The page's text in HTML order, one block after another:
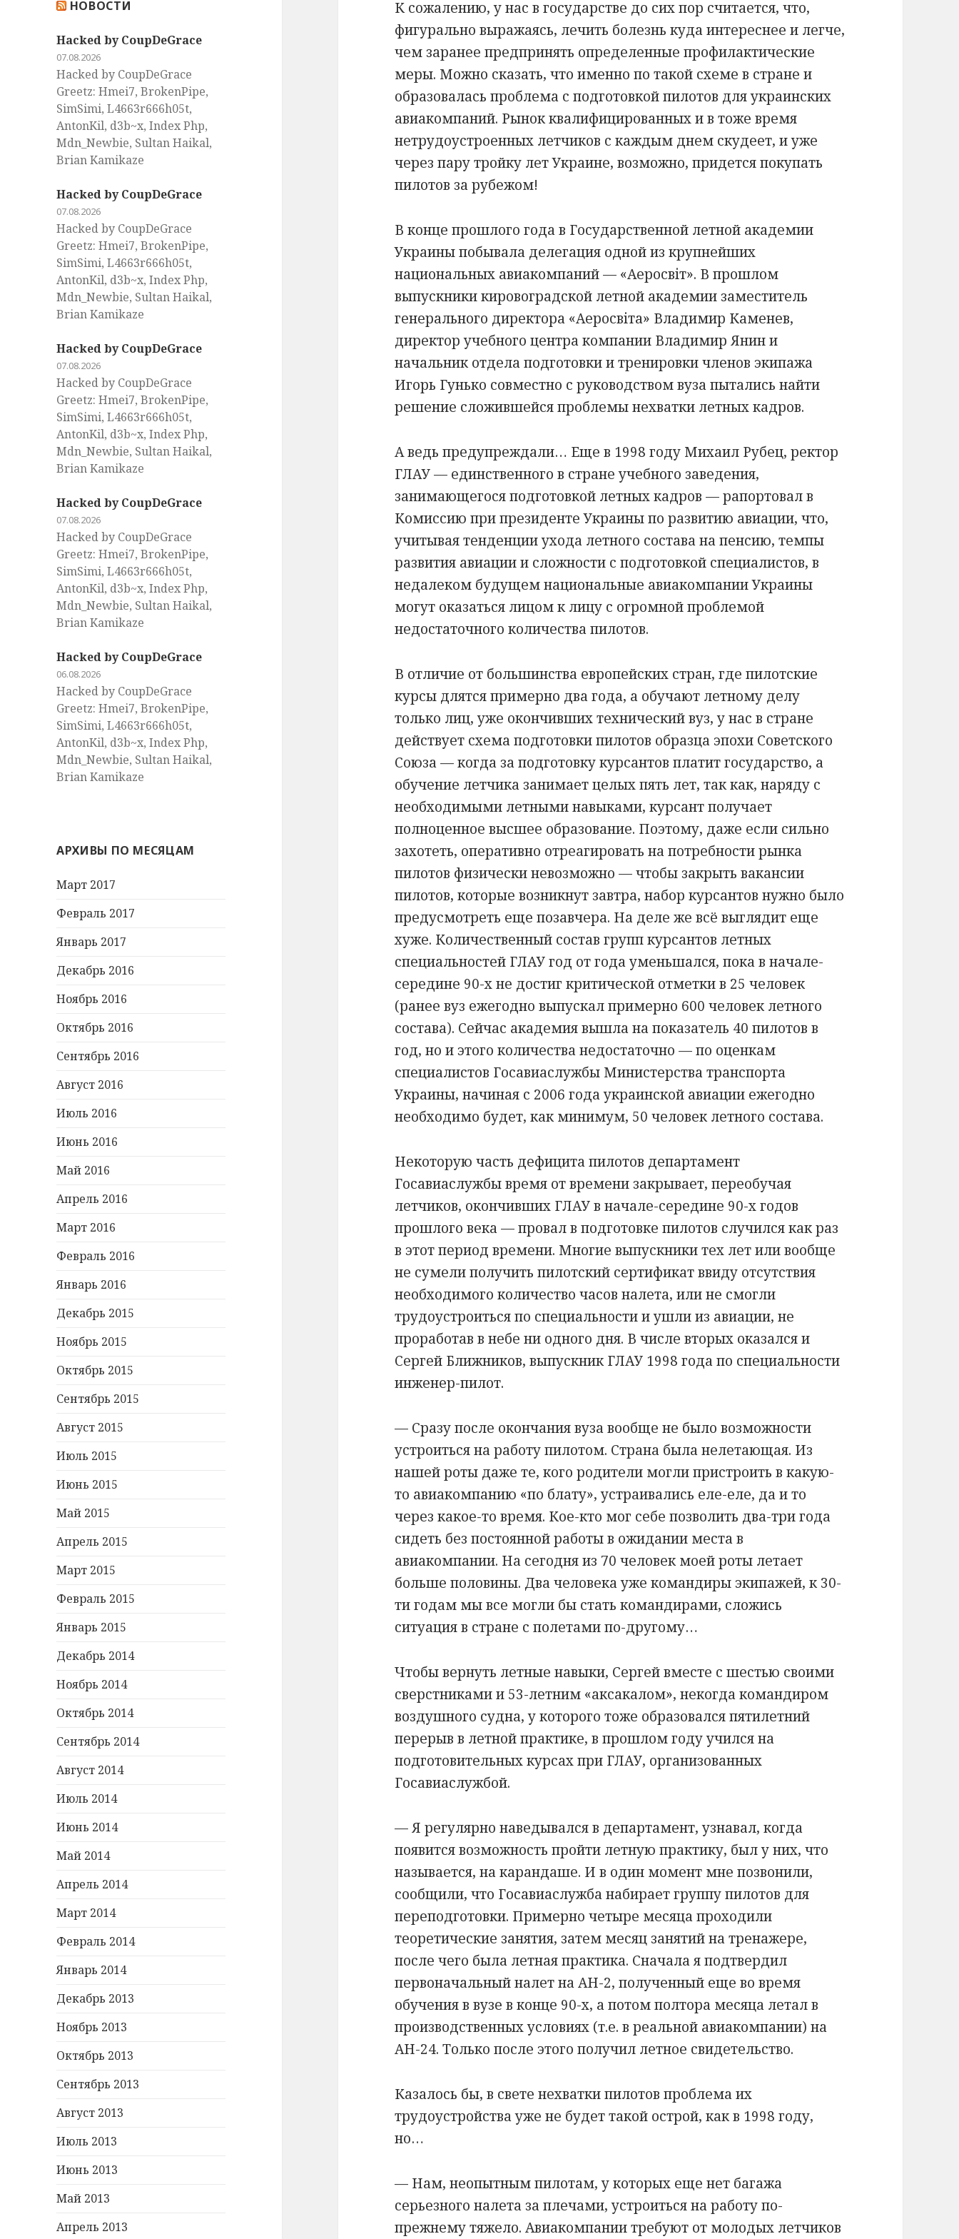
:
НОВОСТИ
Hacked by CoupDeGrace
07.08.2026
Hacked by CoupDeGrace
Greetz: Hmei7, BrokenPipe,
SimSimi, L4663r666h05t,
AntonKil, d3b~x, Index Php,
Mdn_Newbie, Sultan Haikal,
Brian Kamikaze
Hacked by CoupDeGrace
07.08.2026
Hacked by CoupDeGrace
Greetz: Hmei7, BrokenPipe,
SimSimi, L4663r666h05t,
AntonKil, d3b~x, Index Php,
Mdn_Newbie, Sultan Haikal,
Brian Kamikaze
Hacked by CoupDeGrace
07.08.2026
Hacked by CoupDeGrace
Greetz: Hmei7, BrokenPipe,
SimSimi, L4663r666h05t,
AntonKil, d3b~x, Index Php,
Mdn_Newbie, Sultan Haikal,
Brian Kamikaze
Hacked by CoupDeGrace
07.08.2026
Hacked by CoupDeGrace
Greetz: Hmei7, BrokenPipe,
SimSimi, L4663r666h05t,
AntonKil, d3b~x, Index Php,
Mdn_Newbie, Sultan Haikal,
Brian Kamikaze
Hacked by CoupDeGrace
06.08.2026
Hacked by CoupDeGrace
Greetz: Hmei7, BrokenPipe,
SimSimi, L4663r666h05t,
AntonKil, d3b~x, Index Php,
Mdn_Newbie, Sultan Haikal,
Brian Kamikaze
АРХИВЫ ПО МЕСЯЦАМ
Март 2017
Февраль 2017
Январь 2017
Декабрь 2016
Ноябрь 2016
Октябрь 2016
Сентябрь 2016
Август 2016
Июль 2016
Июнь 2016
Май 2016
Апрель 2016
Март 2016
Февраль 2016
Январь 2016
Декабрь 2015
Ноябрь 2015
Октябрь 2015
Сентябрь 2015
Август 2015
Июль 2015
Июнь 2015
Май 2015
Апрель 2015
Март 2015
Февраль 2015
Январь 2015
Декабрь 2014
Ноябрь 2014
Октябрь 2014
Сентябрь 2014
Август 2014
Июль 2014
Июнь 2014
Май 2014
Апрель 2014
Март 2014
Февраль 2014
Январь 2014
Декабрь 2013
Ноябрь 2013
Октябрь 2013
Сентябрь 2013
Август 2013
Июль 2013
Июнь 2013
Май 2013
Апрель 2013
К сожалению, у нас в государстве до сих пор считается, что,
фигурально выражаясь, лечить болезнь куда интереснее и легче,
чем заранее предпринять определенные профилактические
меры. Можно сказать, что именно по такой схеме в стране и
образовалась проблема с подготовкой пилотов для украинских
авиакомпаний. Рынок квалифицированных и в тоже время
нетрудоустроенных летчиков с каждым днем скудеет, и уже
через пару тройку лет Украине, возможно, придется покупать
пилотов за рубежом!
В конце прошлого года в Государственной летной академии
Украины побывала делегация одной из крупнейших
национальных авиакомпаний — «Аеросвіт». В прошлом
выпускники кировоградской летной академии заместитель
генерального директора «Аеросвіта» Владимир Каменев,
директор учебного центра компании Владимир Янин и
начальник отдела подготовки и тренировки членов экипажа
Игорь Гунько совместно с руководством вуза пытались найти
решение сложившейся проблемы нехватки летных кадров.
А ведь предупреждали… Еще в 1998 году Михаил Рубец, ректор
ГЛАУ — единственного в стране учебного заведения,
занимающегося подготовкой летных кадров — рапортовал в
Комиссию при президенте Украины по развитию авиации, что,
учитывая тенденции ухода летного состава на пенсию, темпы
развития авиации и сложности с подготовкой специалистов, в
недалеком будущем национальные авиакомпании Украины
могут оказаться лицом к лицу с огромной проблемой
недостаточного количества пилотов.
В отличие от большинства европейских стран, где пилотские
курсы длятся примерно два года, а обучают летному делу
только лиц, уже окончивших технический вуз, у нас в стране
действует схема подготовки пилотов образца эпохи Советского
Союза — когда за подготовку курсантов платит государство, а
обучение летчика занимает целых пять лет, так как, наряду с
необходимыми летными навыками, курсант получает
полноценное высшее образование. Поэтому, даже если сильно
захотеть, оперативно отреагировать на потребности рынка
пилотов физически невозможно — чтобы закрыть вакансии
пилотов, которые возникнут завтра, набор курсантов нужно было
предусмотреть еще позавчера. На деле же всё выглядит еще
хуже. Количественный состав групп курсантов летных
специальностей ГЛАУ год от года уменьшался, пока в начале-
середине 90-х не достиг критической отметки в 25 человек
(ранее вуз ежегодно выпускал примерно 600 человек летного
состава). Сейчас академия вышла на показатель 40 пилотов в
год, но и этого количества недостаточно — по оценкам
специалистов Госавиаслужбы Министерства транспорта
Украины, начиная с 2006 года украинской авиации ежегодно
необходимо будет, как минимум, 50 человек летного состава.
Некоторую часть дефицита пилотов департамент
Госавиаслужбы время от времени закрывает, переобучая
летчиков, окончивших ГЛАУ в начале-середине 90-х годов
прошлого века — провал в подготовке пилотов случился как раз
в этот период времени. Многие выпускники тех лет или вообще
не сумели получить пилотский сертификат ввиду отсутствия
необходимого количество часов налета, или не смогли
трудоустроиться по специальности и ушли из авиации, не
проработав в небе ни одного дня. В числе вторых оказался и
Сергей Ближников, выпускник ГЛАУ 1998 года по специальности
инженер-пилот.
— Сразу после окончания вуза вообще не было возможности
устроиться на работу пилотом. Страна была нелетающая. Из
нашей роты даже те, кого родители могли пристроить в какую-
то авиакомпанию «по блату», устраивались еле-еле, да и то
через какое-то время. Кое-кто мог себе позволить два-три года
сидеть без постоянной работы в ожидании места в
авиакомпании. На сегодня из 70 человек моей роты летает
больше половины. Два человека уже командиры экипажей, к 30-
ти годам мы все могли бы стать командирами, сложись
ситуация в стране с полетами по-другому…
Чтобы вернуть летные навыки, Сергей вместе с шестью своими
сверстниками и 53-летним «аксакалом», некогда командиром
воздушного судна, у которого тоже образовался пятилетний
перерыв в летной практике, в прошлом году учился на
подготовительных курсах при ГЛАУ, организованных
Госавиаслужбой.
— Я регулярно наведывался в департамент, узнавал, когда
появится возможность пройти летную практику, был у них, что
называется, на карандаше. И в один момент мне позвонили,
сообщили, что Госавиаслужба набирает группу пилотов для
переподготовки. Примерно четыре месяца проходили
теоретические занятия, затем месяц занятий на тренажере,
после чего была летная практика. Сначала я подтвердил
первоначальный налет на АН-2, полученный еще во время
обучения в вузе в конце 90-х, а потом полтора месяца летал в
производственных условиях (т.е. в реальной авиакомпании) на
АН-24. Только после этого получил летное свидетельство.
Казалось бы, в свете нехватки пилотов проблема их
трудоустройства уже не будет такой острой, как в 1998 году,
но…
— Нам, неопытным пилотам, у которых еще нет багажа
серьезного налета за плечами, устроиться на работу по-
прежнему тяжело. Авиакомпании требуют от молодых летчиков